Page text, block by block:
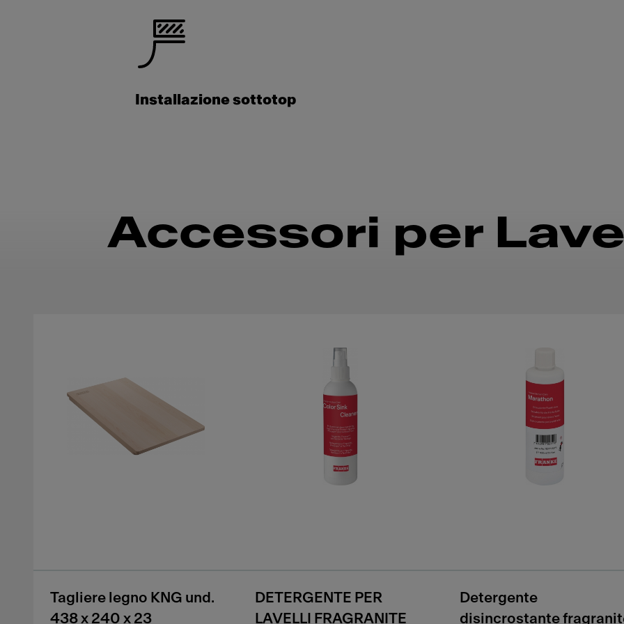
Installazione sottotop
Accessori per
Tagliere legno KNG und.
438 x 240 x 23
DETERGENTE PER
LAVELLI FRAGRANITE
Detergente
disincrostante